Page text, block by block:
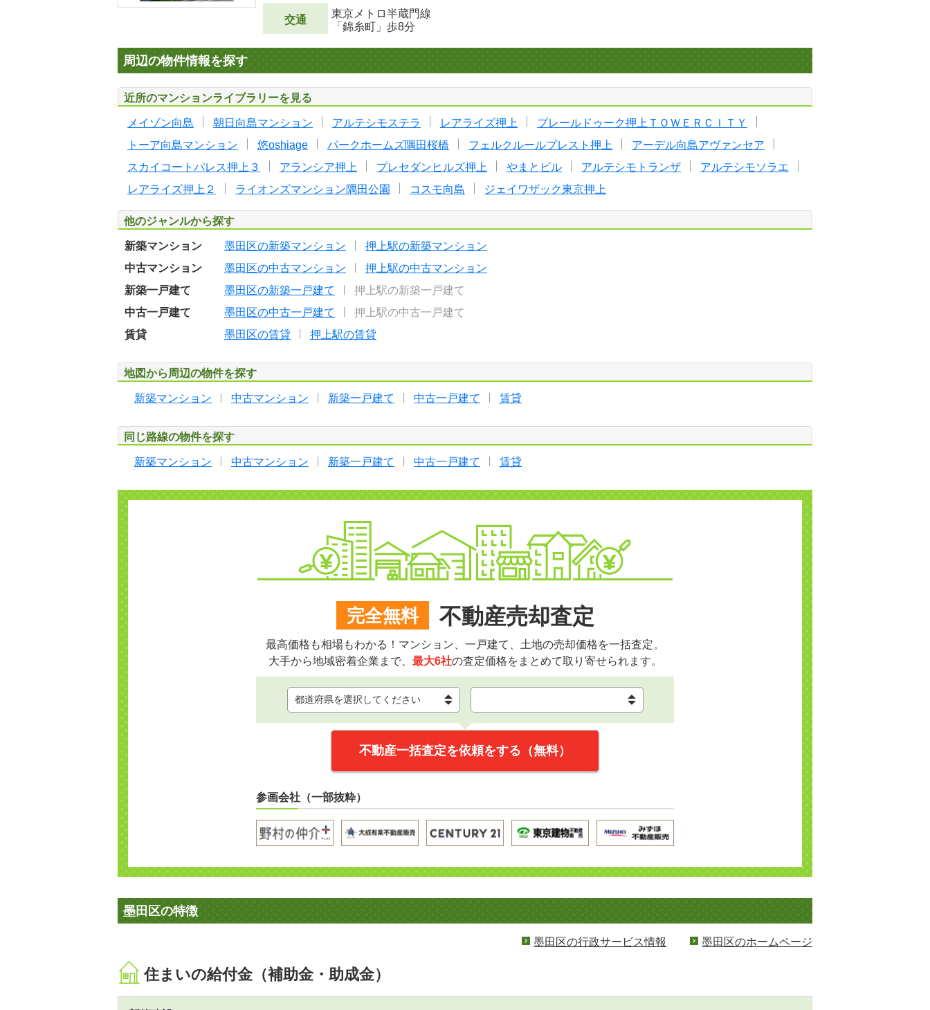
交通
東京メトロ半蔵門線
「錦糸町」歩8分
周辺の物件情報を探す
近所のマンションライブラリーを見る
メイゾン向島 朝日向島マンション アルテシモステラ レアライズ押上
プレールドゥーク押上ＴＯＷＥＲＣＩＴＹ
トーア向島マンション
悠oshiage パークホームズ隅田桜橋 フェルクルールプレスト押上
アーデル向島アヴァンセア
スカイコートパレス押上３
アランシア押上 プレセダンヒルズ押上 やまとビル アルテシモトランザ
アルテシモソラエ
レアライズ押上２
ライオンズマンション隅田公園 コスモ向島 ジェイワザック東京押上
他のジャンルから探す
新築マンション 墨田区の新築マンション
押上駅の新築マンション
中古マンション
墨田区の中古マンション
押上駅の中古マンション
新築一戸建て
墨田区の新築一戸建て
押上駅の新築一戸建て
中古一戸建て
墨田区の中古一戸建て
押上駅の中古一戸建て
賃貸
墨田区の賃貸 押上駅の賃貸
地図から周辺の物件を探す
新築マンション 中古マンション 新築一戸建て 中古一戸建て 賃貸
同じ路線の物件を探す
新築マンション 中古マンション 新築一戸建て 中古一戸建て 賃貸
完全無料 不動産売却査定
最高価格も相場もわかる！マンション、一戸建て、土地の売却価格を一括査定。
大手から地域密着企業まで、 最大6社の査定価格をまとめて取り寄せられます。
不動産一括査定を依頼をする（無料）
参画会社（一部抜粋）
墨田区の特徴
墨田区の行政サービス情報 墨田区のホームページ
住まいの給付金（補助金・助成金）